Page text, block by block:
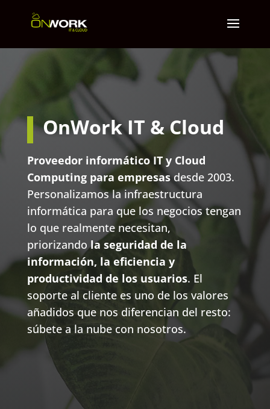
OnWork IT & Cloud
Proveedor informático IT y Cloud
Computing para empresasdesde 2003.
Personalizamos la infraestructura
informática para que los negocios tengan
lo que realmente necesitan,
priorizandola seguridad de la
información, la eficiencia y
productividad de los usuarios. El
soporte al cliente es uno de los valores
añadidos que nos diferencian del resto:
súbete a la nube con nosotros.